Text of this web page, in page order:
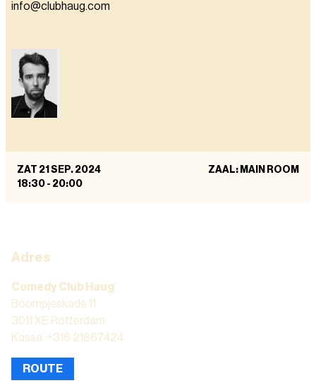
info@clubhaug.com
ZAT 21 SEP. 2024
18:30 - 20:00
ZAAL: MAIN ROOM
Adres
Comedy Club Haug
Boompjeskade 11
3011 XE Rotterdam
Kassa: +316 21867424
ROUTE